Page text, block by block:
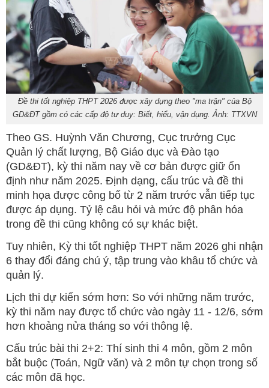
Đề thi tốt nghiệp THPT 2026 được xây dựng theo "ma trận" của Bộ
GD&ĐT gồm có các cấp độ tư duy: Biết, hiểu, vận dụng. Ảnh: TTXVN
Theo GS. Huỳnh Văn Chương, Cục trưởng Cục
Quản lý chất lượng, Bộ Giáo dục và Đào tạo
(GD&ĐT), kỳ thi năm nay về cơ bản được giữ ổn
định như năm 2025. Định dạng, cấu trúc và đề thi
minh họa được công bố từ 2 năm trước vẫn tiếp tục
được áp dụng. Tỷ lệ câu hỏi và mức độ phân hóa
trong đề thi cũng không có sự khác biệt.
Tuy nhiên, Kỳ thi tốt nghiệp THPT năm 2026 ghi nhận
6 thay đổi đáng chú ý, tập trung vào khâu tổ chức và
quản lý.
Lịch thi dự kiến sớm hơn: So với những năm trước,
kỳ thi năm nay được tổ chức vào ngày 11 - 12/6, sớm
hơn khoảng nửa tháng so với thông lệ.
Cấu trúc bài thi 2+2: Thí sinh thi 4 môn, gồm 2 môn
bắt buộc (Toán, Ngữ văn) và 2 môn tự chọn trong số
các môn đã học.